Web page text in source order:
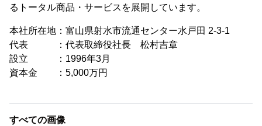
るトータル商品・サービスを展開しています。
本社所在地：富山県射水市流通センター水戸田 2-3-1
代表 ：代表取締役社長 松村吉章
設立 ：1996年3月
資本金 ：5,000万円
すべての画像